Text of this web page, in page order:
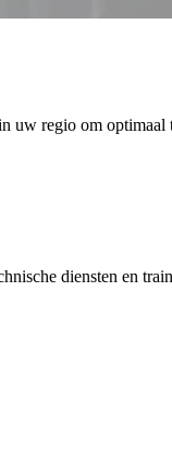
regio om
diensten en